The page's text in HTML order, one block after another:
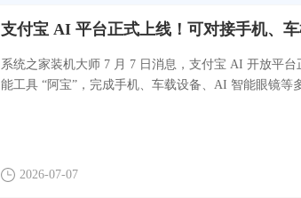
支付宝 AI 平台正式上线！可对接手机、
系统之家装机大师 7 月 7 日消息，支付宝 AI 开放平
能工具 “阿宝”，完成手机、车载设备、AI 智能眼镜等
2026-07-07